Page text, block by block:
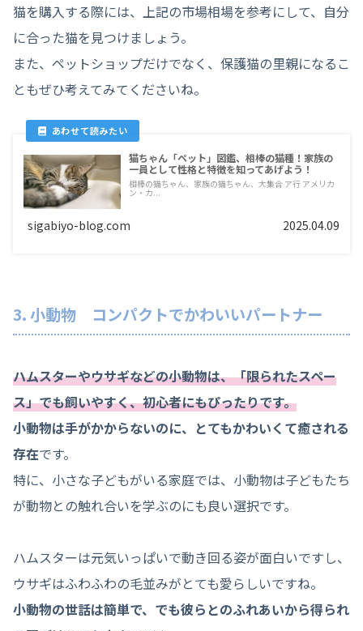
猫を購入する際には、上記の市場相場を参考にして、自分
に合った猫を見つけましょう。
また、ペットショップだけでなく、保護猫の里親になるこ
ともぜひ考えてみてくださいね。
猫ちゃん「ペット」図鑑、相棒の猫種！家族の
一員として性格と特徴を知ってあげよう！
相棒の猫ちゃん、家族の猫ちゃん、大集合 ア行 アメリカ
ン・カ...
sigabiyo-blog.com 2025.04.09
3. 小動物 コンパクトでかわいいパートナー
ハムスターやウサギなどの小動物は、「限られたスペー
ス」でも飼いやすく、初心者にもぴったりです。
小動物は手がかからないのに、とてもかわいくて癒される
存在です。
特に、小さな子どもがいる家庭では、小動物は子どもたち
が動物との触れ合いを学ぶのにも良い選択です。
ハムスターは元気いっぱいで動き回る姿が面白いですし、
ウサギはふわふわの毛並みがとても愛らしいですね。
小動物の世話は簡単で、でも彼らとのふれあいから得られ